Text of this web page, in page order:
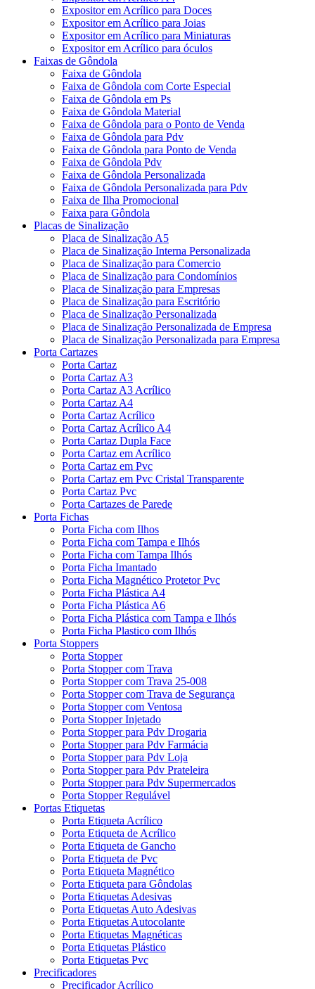
Expositor em Acrílico para Doces
Expositor em Acrílico para Joias
Expositor em Acrílico para Miniaturas
Expositor em Acrílico para óculos
Faixas de Gôndola
Faixa de Gôndola
Faixa de Gôndola com Corte Especial
Faixa de Gôndola em Ps
Faixa de Gôndola Material
Faixa de Gôndola para o Ponto de Venda
Faixa de Gôndola para Pdv
Faixa de Gôndola para Ponto de Venda
Faixa de Gôndola Pdv
Faixa de Gôndola Personalizada
Faixa de Gôndola Personalizada para Pdv
Faixa de Ilha Promocional
Faixa para Gôndola
Placas de Sinalização
Placa de Sinalização A5
Placa de Sinalização Interna Personalizada
Placa de Sinalização para Comercio
Placa de Sinalização para Condomínios
Placa de Sinalização para Empresas
Placa de Sinalização para Escritório
Placa de Sinalização Personalizada
Placa de Sinalização Personalizada de Empresa
Placa de Sinalização Personalizada para Empresa
Porta Cartazes
Porta Cartaz
Porta Cartaz A3
Porta Cartaz A3 Acrílico
Porta Cartaz A4
Porta Cartaz Acrílico
Porta Cartaz Acrílico A4
Porta Cartaz Dupla Face
Porta Cartaz em Acrílico
Porta Cartaz em Pvc
Porta Cartaz em Pvc Cristal Transparente
Porta Cartaz Pvc
Porta Cartazes de Parede
Porta Fichas
Porta Ficha com Ilhos
Porta Ficha com Tampa e Ilhós
Porta Ficha com Tampa Ilhós
Porta Ficha Imantado
Porta Ficha Magnético Protetor Pvc
Porta Ficha Plástica A4
Porta Ficha Plástica A6
Porta Ficha Plástica com Tampa e Ilhós
Porta Ficha Plastico com Ilhós
Porta Stoppers
Porta Stopper
Porta Stopper com Trava
Porta Stopper com Trava 25-008
Porta Stopper com Trava de Segurança
Porta Stopper com Ventosa
Porta Stopper Injetado
Porta Stopper para Pdv Drogaria
Porta Stopper para Pdv Farmácia
Porta Stopper para Pdv Loja
Porta Stopper para Pdv Prateleira
Porta Stopper para Pdv Supermercados
Porta Stopper Regulável
Portas Etiquetas
Porta Etiqueta Acrílico
Porta Etiqueta de Acrílico
Porta Etiqueta de Gancho
Porta Etiqueta de Pvc
Porta Etiqueta Magnético
Porta Etiqueta para Gôndolas
Porta Etiquetas Adesivas
Porta Etiquetas Auto Adesivas
Porta Etiquetas Autocolante
Porta Etiquetas Magnéticas
Porta Etiquetas Plástico
Porta Etiquetas Pvc
Precificadores
Precificador Acrílico